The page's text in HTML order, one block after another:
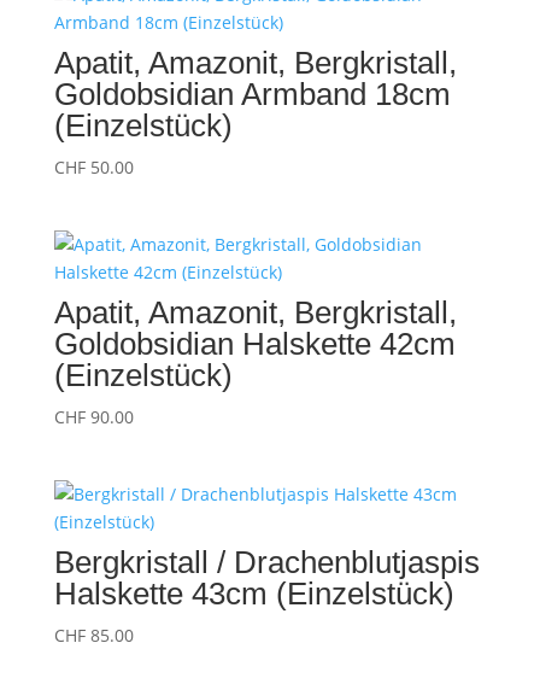
Apatit, Amazonit, Bergkristall,
Goldobsidian Armband 18cm
(Einzelstück)
CHF50.00
Apatit, Amazonit, Bergkristall,
Goldobsidian Halskette 42cm
(Einzelstück)
CHF90.00
Bergkristall / Drachenblutjaspis
Halskette 43cm (Einzelstück)
CHF85.00